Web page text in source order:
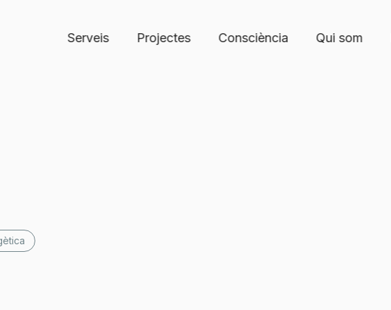
Serveis Projectes Consciència Qui som